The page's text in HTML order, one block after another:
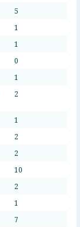
5
1
1
0
1
2
1
2
2
10
2
1
7